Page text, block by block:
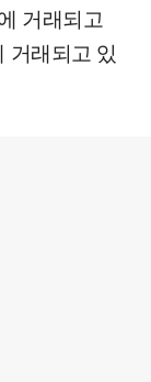
거래되고
거래되고 있